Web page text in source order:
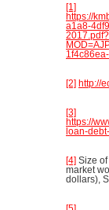
[1]
https://
a1a8-
2017.pdf?
[2] http://
[3]
https://
loan-
[4] Size
market
dollars),